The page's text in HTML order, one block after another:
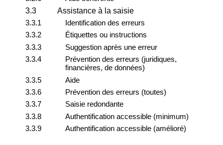
3.3
Assistance à la saisie
3.3.1
Identification des erreurs
3.3.2
Étiquettes ou instructions
3.3.3
Suggestion après une erreur
3.3.4
Prévention des erreurs (juridiques,
financières, de données)
3.3.5
Aide
3.3.6
Prévention des erreurs (toutes)
3.3.7
Saisie redondante
3.3.8
Authentification accessible (minimum)
3.3.9
Authentification accessible (amélioré)